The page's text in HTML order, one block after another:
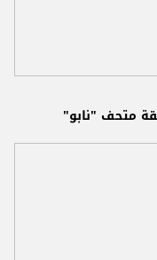
متحف "نابو"